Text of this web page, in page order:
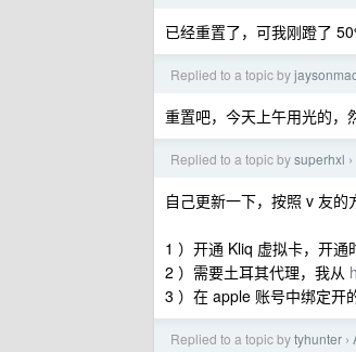
已经重置了，可我刚蹬了
Replied to a topic by
重置吧，今天上午用光的，
Replied to a topic bysuperhxl ›
自己更新一下，按照 v 友的
1 ）开通 Kliq 虚拟卡，开通
2 ）需要土耳其代理，我从
3 ）在 apple 账号中绑定开
Replied to a topic bytyhunter ›